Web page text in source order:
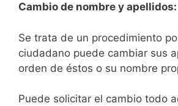
Cambio de nombre y apellidos:
Se trata de un procedimiento
ciudadano puede cambiar sus
orden de éstos o su nombre
Puede solicitar el cambio todo